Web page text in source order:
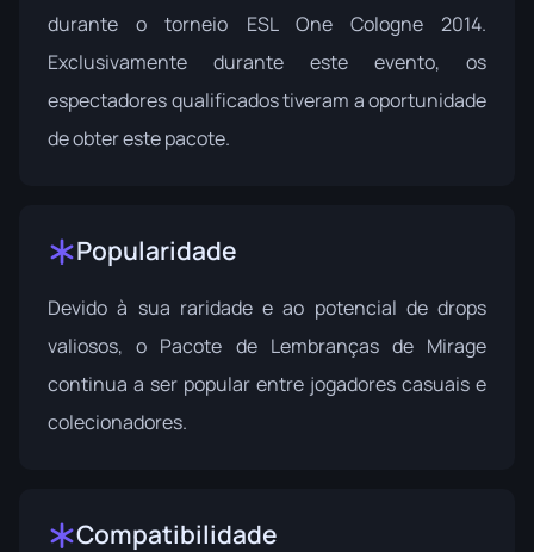
durante o torneio ESL One Cologne 2014.
Exclusivamente durante este evento, os
espectadores qualificados tiveram a oportunidade
de obter este pacote.
Popularidade
Devido à sua raridade e ao potencial de drops
valiosos, o Pacote de Lembranças de Mirage
continua a ser popular entre jogadores casuais e
colecionadores.
Compatibilidade